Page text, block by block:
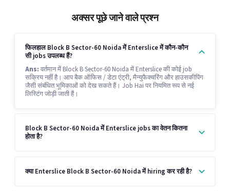
अक्सर पूछे जाने वाले प्रश्न
फिलहाल Block B Sector-60 Noida में Enterslice में कौन-कौन
सी jobs उपलब्ध हैं?
Ans: वर्तमान में Block B Sector-60 Noida में Enterslice की कोई job
सक्रिय नहीं है। आप बैक ऑफिस / डेटा एंट्री, मैन्युफैक्चरिंग और हाउसकीपिंग
जैसी संबंधित भूमिकाओं को देख सकते हैं। Job Hai पर नियमित रूप से नई
लिस्टिंग जोड़ी जाती हैं।
Block B Sector-60 Noida में Enterslice jobs का वेतन कितना
होता है?
क्या Enterslice Block B Sector-60 Noida में hiring कर रही है?